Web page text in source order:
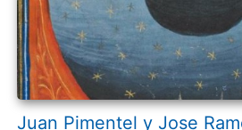
Juan Pimentel y Jose